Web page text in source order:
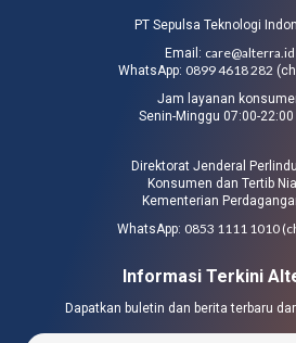
PT Sepulsa Teknologi
Email: care@alterra.id
WhatsApp: 0899 4618 282
Jam layanan
Senin-Minggu 07:00-22:00
Direktorat Jenderal
Konsumen dan Tertib
Kementerian
WhatsApp: 0853 1111 1010
Informasi Terkini
Dapatkan buletin dan berita terbaru